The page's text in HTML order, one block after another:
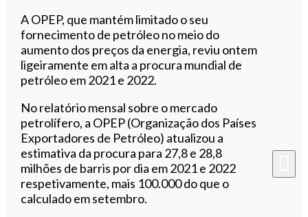
A OPEP, que mantém limitado o seu
fornecimento de petróleo no meio do
aumento dos preços da energia, reviu ontem
ligeiramente em alta a procura mundial de
petróleo em 2021 e 2022.
No relatório mensal sobre o mercado
petrolífero, a OPEP (Organização dos Países
Exportadores de Petróleo) atualizou a
estimativa da procura para 27,8 e 28,8
milhões de barris por dia em 2021 e 2022
respetivamente, mais 100.000 do que o
calculado em setembro.